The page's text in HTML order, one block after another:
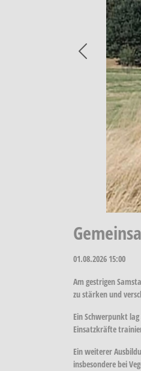
Previous
01.08.2026 15:00
Am gestrigen
zu stärken und
Ein Schwerpunkt
Einsatzkräfte
Ein weiterer
insbesondere bei